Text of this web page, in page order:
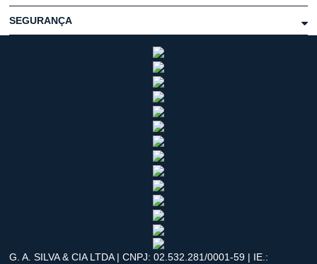
SEGURANÇA
G. A. SILVA & CIA LTDA | CNPJ: 02.532.281/0001-59 | IE.: